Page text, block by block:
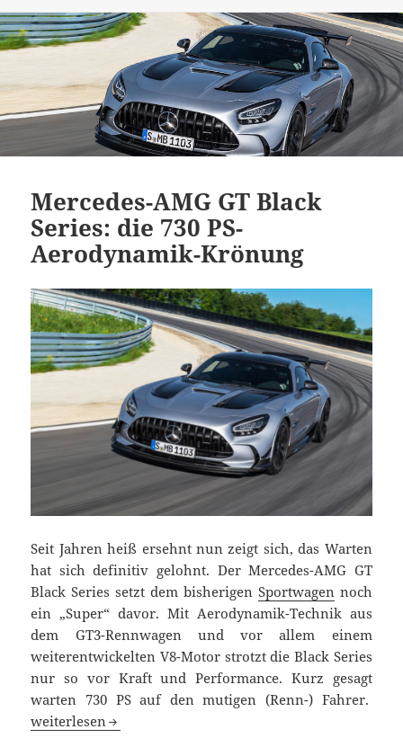
Mercedes-AMG GT Black
Series: die 730 PS-
Aerodynamik-Krönung
Seit Jahren heiß ersehnt nun zeigt sich, das Warten
hat sich definitiv gelohnt. Der Mercedes-AMG GT
Black Series setzt dem bisherigen Sportwagen noch
ein „Super“ davor. Mit Aerodynamik-Technik aus
dem GT3-Rennwagen und vor allem einem
weiterentwickelten V8-Motor strotzt die Black Series
nur so vor Kraft und Performance. Kurz gesagt
warten 730 PS auf den mutigen (Renn-) Fahrer.
Mercedes-AMG GT Black Series: die 730 PS-
weiterlesen